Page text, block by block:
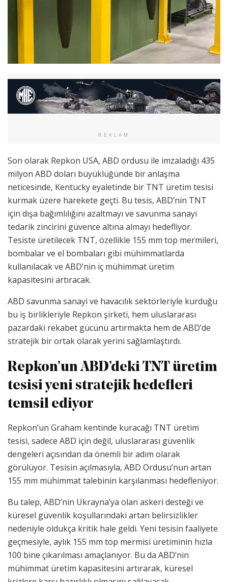
REKLAM
Son olarak Repkon USA, ABD ordusu ile imzaladığı 435
milyon ABD doları büyüklüğünde bir anlaşma
neticesinde, Kentucky eyaletinde bir TNT üretim tesisi
kurmak üzere harekete geçti. Bu tesis, ABD’nin TNT
için dışa bağımlılığını azaltmayı ve savunma sanayi
tedarik zincirini güvence altına almayı hedefliyor.
Tesiste üretilecek TNT, özellikle 155 mm top mermileri,
bombalar ve el bombaları gibi mühimmatlarda
kullanılacak ve ABD’nin iç mühimmat üretim
kapasitesini artıracak.
ABD savunma sanayi ve havacılık sektörleriyle kurduğu
bu iş birlikleriyle Repkon şirketi, hem uluslararası
pazardaki rekabet gücünü artırmakta hem de ABD’de
stratejik bir ortak olarak yerini sağlamlaştırdı.
Repkon’un ABD’deki TNT üretim
tesisi yeni stratejik hedefleri
temsil ediyor
Repkon’un Graham kentinde kuracağı TNT üretim
tesisi, sadece ABD için değil, uluslararası güvenlik
dengeleri açısından da önemli bir adım olarak
görülüyor. Tesisin açılmasıyla, ABD Ordusu’nun artan
155 mm mühimmat talebinin karşılanması hedefleniyor.
Bu talep, ABD’nin Ukrayna’ya olan askeri desteği ve
küresel güvenlik koşullarındaki artan belirsizlikler
nedeniyle oldukça kritik hale geldi. Yeni tesisin faaliyete
geçmesiyle, aylık 155 mm top mermisi üretiminin hızla
100 bine çıkarılması amaçlanıyor. Bu da ABD’nin
mühimmat üretim kapasitesini artırarak, küresel